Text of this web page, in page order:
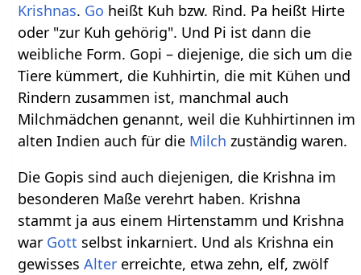
Krishnas. Go heißt Kuh bzw. Rind. Pa heißt Hirte
oder "zur Kuh gehörig". Und Pi ist dann die
weibliche Form. Gopi – diejenige, die sich um die
Tiere kümmert, die Kuhhirtin, die mit Kühen und
Rindern zusammen ist, manchmal auch
Milchmädchen genannt, weil die Kuhhirtinnen im
alten Indien auch für die Milch zuständig waren.
Die Gopis sind auch diejenigen, die Krishna im
besonderen Maße verehrt haben. Krishna
stammt ja aus einem Hirtenstamm und Krishna
war Gott selbst inkarniert. Und als Krishna ein
gewissesAlter erreichte, etwa zehn, elf, zwölf